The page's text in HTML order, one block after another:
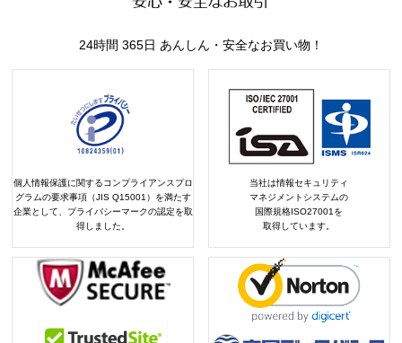
24時間 365日 あんしん・安全なお買い物！
個人情報保護に関するコンプライアンスプロ
グラムの要求事項（JIS Q15001）を満たす
企業として、プライバシーマークの認定を取
得しました。
当社は情報セキュリティ
マネジメントシステムの
国際規格ISO27001を
取得しています。